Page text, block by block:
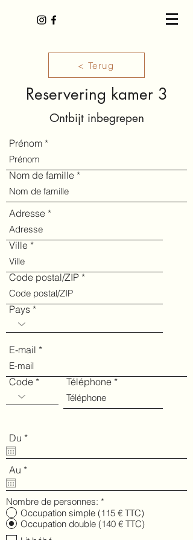
< Terug
Reservering kamer 3
Ontbijt inbegrepen
Prénom
Nom de famille
Adresse
Ville
Code postal/ZIP
Pays
E-mail
Code Téléphone
Du *r
q
d
Au *r
q
u
i
r
e
d
Nombre de personnes: *
Occupation simple (115 € TTC)
Occupation double (140 € TTC)